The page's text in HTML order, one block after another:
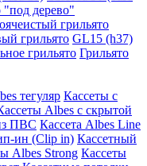
"под дерево"
грильято
грильято GL15 (h37)
грильято Грильято
тегуляр Кассеты с
Albes с скрытой
ПВС Кассета Albes Line
ин (Clip in) Кассетный
Albes Strong Кассеты